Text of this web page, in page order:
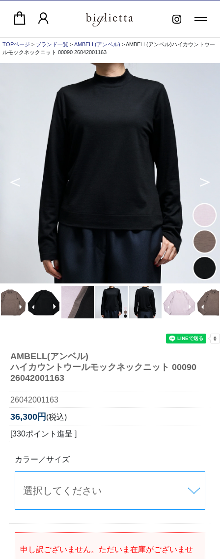
TOPページ > ブランド一覧 > AMBELL(アンベル) > AMBELL(アンベル)ハイカウントウー
ルモックネックニット 00090 26042001163
AMBELL(アンベル)
ハイカウントウールモックネックニット 00090
26042001163
26042001163
36,300円 (税込)
[330ポイント進呈 ]
カラー／サイズ
申し訳ございません。ただいま在庫がございませ